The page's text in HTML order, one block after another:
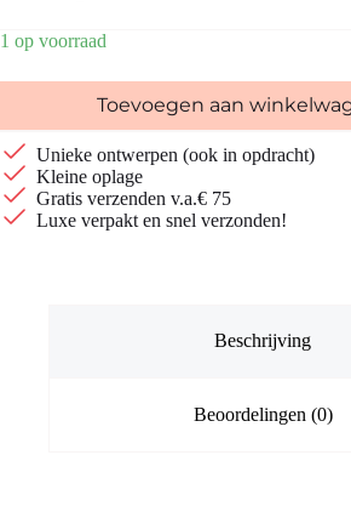
1 op voorraad
Toevoegen aan
Unieke ontwerpen (ook in opdracht)
Kleine oplage
Gratis verzenden v.a.€ 75
Luxe verpakt en snel verzonden!
Beschrijving
Beoordelingen (0)